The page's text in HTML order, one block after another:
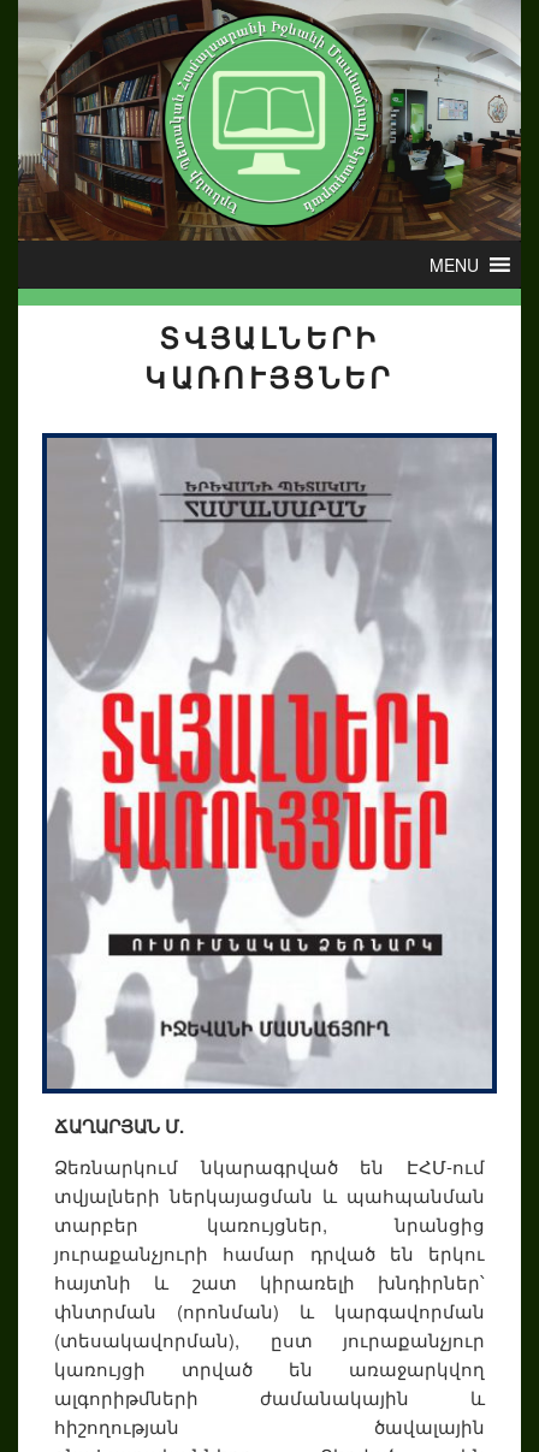
ՏՎՅԱԼՆԵՐԻ
ԿԱՌՈՒՅՑՆԵՐ
ՃԱՂԱՐՅԱՆ Մ.
Ձեռնարկում նկարագրված են ԷՀՄ-ում
տվյալների ներկայացման և պահպանման
տարբեր կառույցներ, նրանցից
յուրաքանչյուրի համար դրված են երկու
հայտնի և շատ կիրառելի խնդիրներ՝
փնտրման (որոնման) և կարգավորման
(տեսակավորման), ըստ յուրաքանչյուր
կառույցի տրված են առաջարկվող
ալգորիթմների ժամանակային և
հիշողության ծավալային